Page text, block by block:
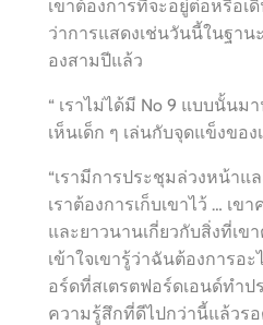
เขาต้องการที่จะอยู่ต่อหรือ
ว่าการแสดงเช่นวันนี้ในฐาน
องสามปีแล้ว
“ เราไม่ได้มี No 9 แบบนั้นม
เห็นเด็ก ๆ เล่นกับจุดแข็งขอ
“เรามีการประชุมล่วงหน้า
เราต้องการเก็บเขาไว้ … เ
และยาวนานเกี่ยวกับสิ่งที่เข
เข้าใจเขารู้ว่าฉันต้องการอ
อร์ดที่สเตรตฟอร์ดเอนด์ทำ
ความรู้สึกที่ดีไปกว่านี้แล้วรอ